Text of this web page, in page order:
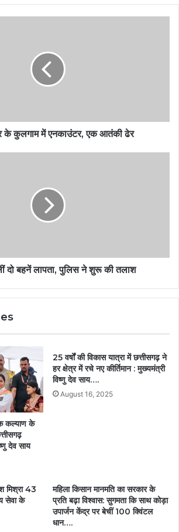
के कुलगाम में एनकाउंटर, एक आतंकी ढेर
दो बहनें लापता, पुलिस ने शुरू की तलाश
कल्याण के
देव साय
25 वर्षों की विकास यात्रा में छत्तीसगढ़ ने
हर क्षेत्र में रचे नए कीर्तिमान : मुख्यमंत्री
विष्णु देव साय….
August 16, 2025
मिश्रा 43
सेवा के
महिला किसान मानमति का सरकार के
प्रति बढ़ा विश्वास: सुगमता कि साथ कोड़ा
उपार्जन केंद्र पर बेचीं 100 क्विंटल
धान….